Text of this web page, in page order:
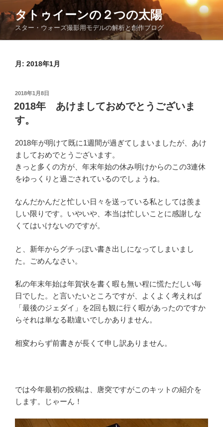
ン
ン
タトゥイーンの２つの太陽
スター・ウォーズ撮影用モデルの解析と創作ブログ
月: 2018年1月
投
稿
日:
2018年1月8日
2018年 あけましておめでとうございま
す。
2018年が明けて既に1週間が過ぎてしまいましたが、あけ
ましておめでとうございます。
きっと多くの方が、年末年始の休み明けからのこの3連休
をゆっくりと過ごされているのでしょうね。
なんだかんだと忙しい日々を送っている私としては羨ま
しい限りです。いやいや、本当は忙しいことに感謝しな
くてはいけないのですが。
と、新年からグチっぽい書き出しになってしまいまし
た。ごめんなさい。
私の年末年始は年賀状を書く暇も無い程に慌ただしい毎
日でした。と言いたいところですが、よくよく考えれば
「最後のジェダイ」を2回も観に行く暇があったのですか
らそれは単なる勘違いでしかありません。
相変わらず前書きが長くて申し訳ありません。
では今年最初の投稿は、唐突ですがこのキットの紹介を
します。じゃーん！